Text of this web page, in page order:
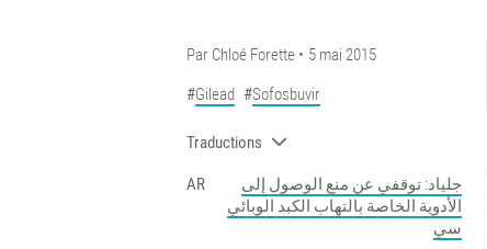
Par Chloé Forette
5 mai 2015
Gilead
Sofosbuvir
Traductions
AR
جلياد: توقفي عن منع الوصول إلى
الأدوية الخاصة بالتهاب الكبد الوبائي
سي